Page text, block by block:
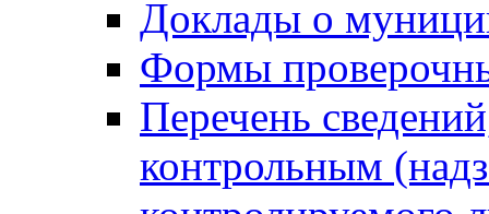
Доклады о
Формы
Перечень
контрольным